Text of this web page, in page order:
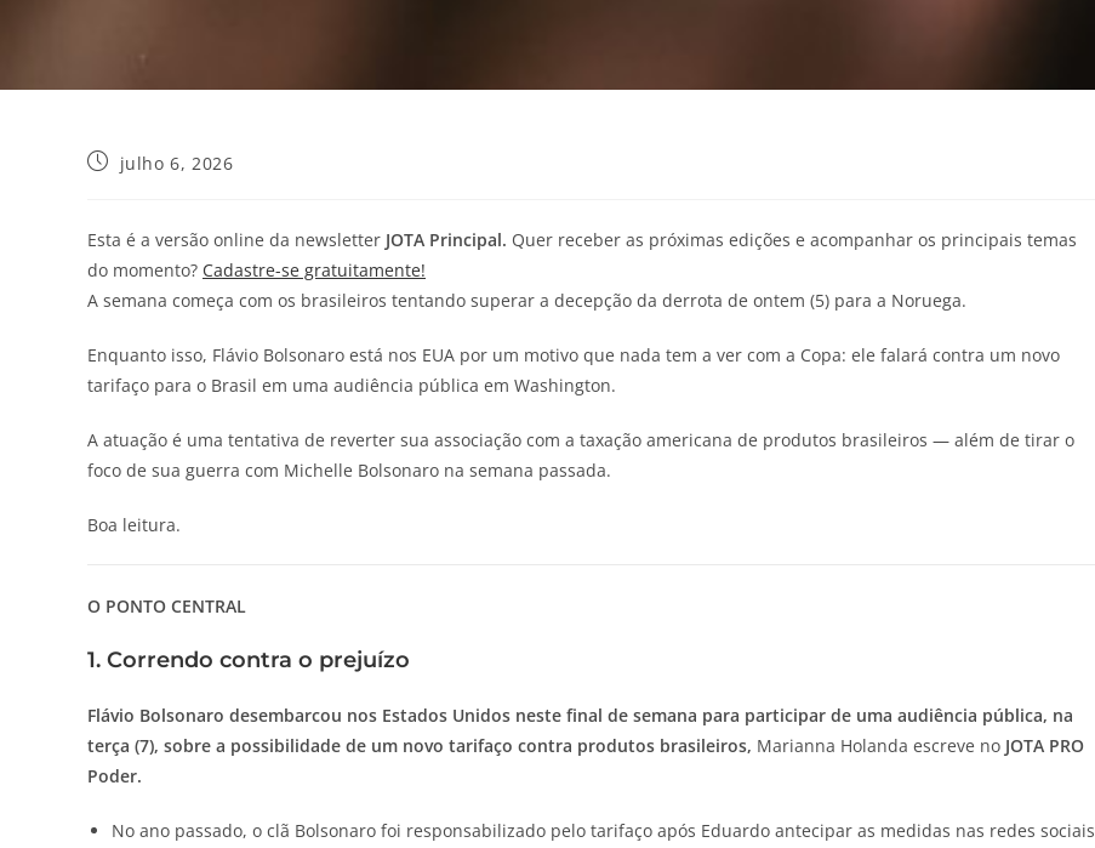
julho 6, 2026
Esta é a versão online da newsletter JOTA Principal. Quer receber as próximas edições e acompanhar os principais temas
do momento? Cadastre-se gratuitamente!
A semana começa com os brasileiros tentando superar a decepção da derrota de ontem (5) para a Noruega.
Enquanto isso, Flávio Bolsonaro está nos EUA por um motivo que nada tem a ver com a Copa: ele falará contra um novo
tarifaço para o Brasil em uma audiência pública em Washington.
A atuação é uma tentativa de reverter sua associação com a taxação americana de produtos brasileiros — além de tirar o
foco de sua guerra com Michelle Bolsonaro na semana passada.
Boa leitura.
O PONTO CENTRAL
1. Correndo contra o prejuízo
Flávio Bolsonaro desembarcou nos Estados Unidos neste final de semana para participar de uma audiência pública, na
terça (7), sobre a possibilidade de um novo tarifaço contra produtos brasileiros, Marianna Holanda escreve no JOTA PRO
Poder.
No ano passado, o clã Bolsonaro foi responsabilizado pelo tarifaço após Eduardo antecipar as medidas nas redes sociais